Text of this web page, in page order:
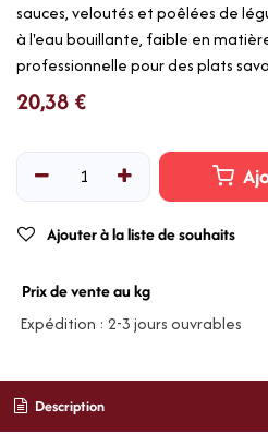
sauces, veloutés et poêlées de
à l'eau bouillante, faible en
professionnelle pour des plats
20,38 €
Ajouter à la liste de souhaits
Prix de vente au kg
Expédition : 2-3 jours ouvrables
Description